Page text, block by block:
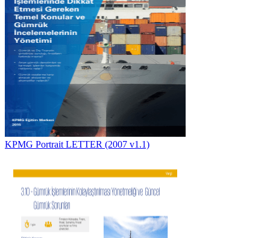
KPMG Portrait LETTER (2007 v1.1)